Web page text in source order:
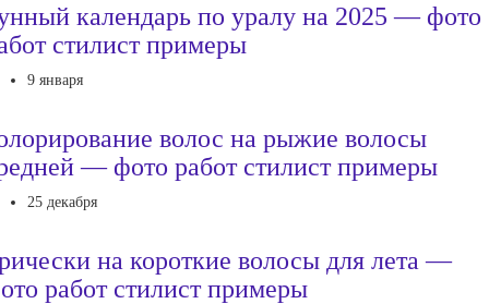
календарь по уралу на 2025 — фото
стилист примеры
9 января
волос на рыжие волосы
— фото работ стилист примеры
25 декабря
на короткие волосы для лета —
работ стилист примеры